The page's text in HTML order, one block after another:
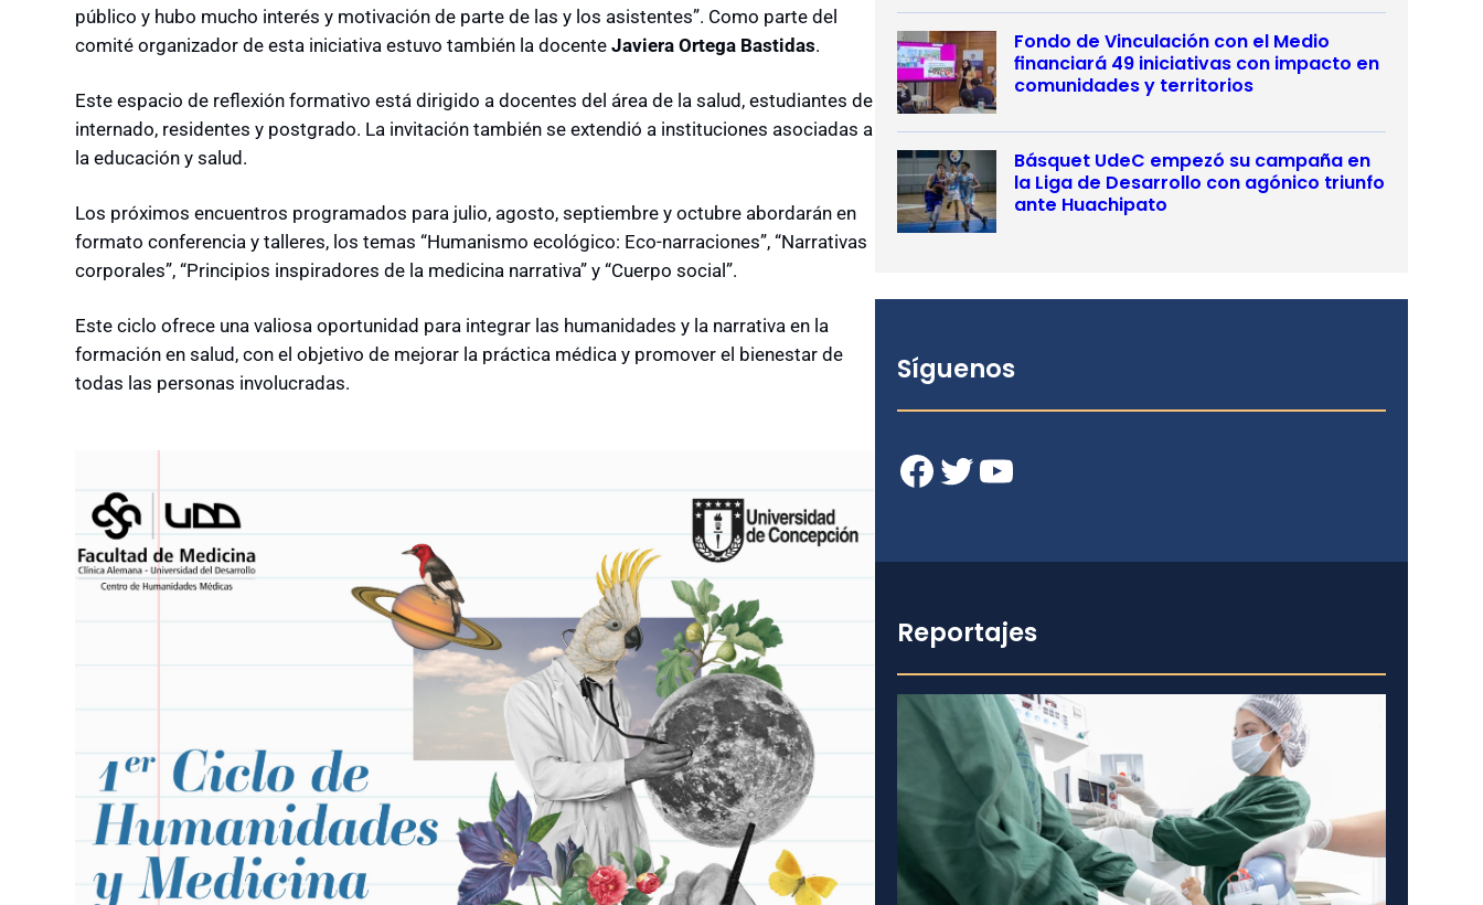
público y hubo mucho interés y motivación de parte de las y los asistentes”. Como parte del
comité organizador de esta iniciativa estuvo también la docente Javiera Ortega Bastidas.
Este espacio de reflexión formativo está dirigido a docentes del área de la salud, estudiantes de
internado, residentes y postgrado. La invitación también se extendió a instituciones asociadas a
la educación y salud.
Los próximos encuentros programados para julio, agosto, septiembre y octubre abordarán en
formato conferencia y talleres, los temas “Humanismo ecológico: Eco-narraciones”, “Narrativas
corporales”, “Principios inspiradores de la medicina narrativa” y “Cuerpo social”.
Este ciclo ofrece una valiosa oportunidad para integrar las humanidades y la narrativa en la
formación en salud, con el objetivo de mejorar la práctica médica y promover el bienestar de
todas las personas involucradas.
Fondo de Vinculación con el Medio
financiará 49 iniciativas con impacto en
comunidades y territorios
Básquet UdeC empezó su campaña en
la Liga de Desarrollo con agónico triunfo
ante Huachipato
Síguenos
Facebook Twitter YouTube
Reportajes